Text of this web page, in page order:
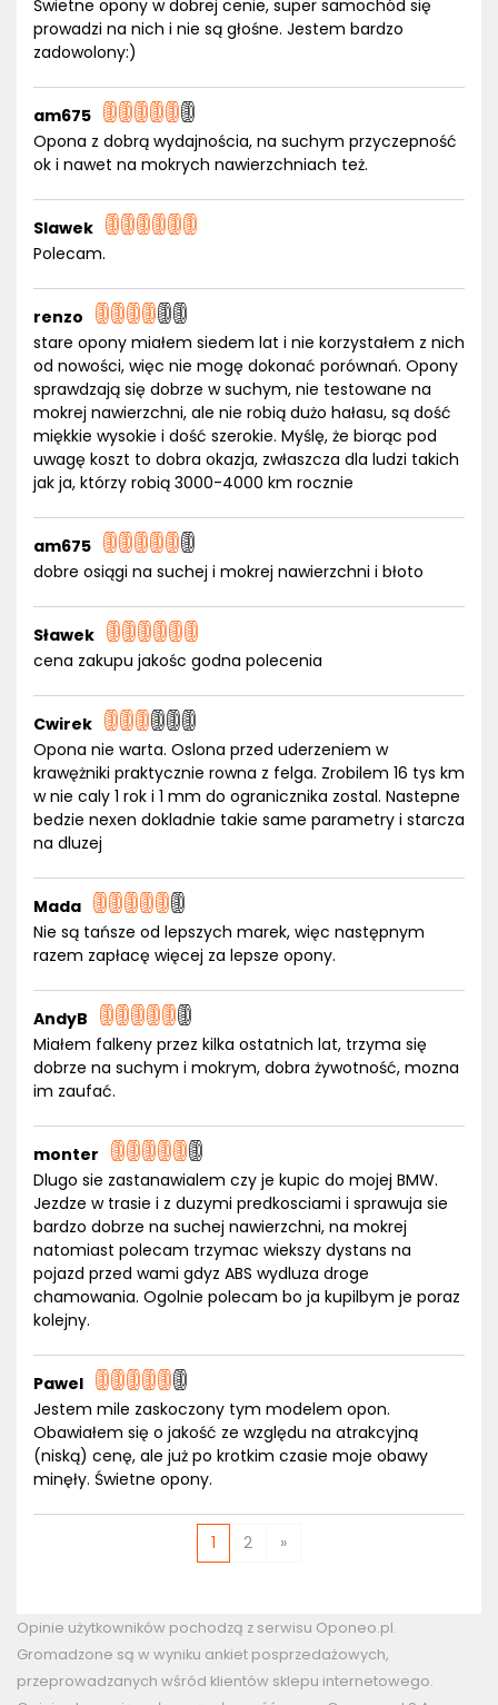
Świetne opony w dobrej cenie, super samochód się
prowadzi na nich i nie są głośne. Jestem bardzo
zadowolony:)
am675
Opona z dobrą wydajnościa, na suchym przyczepność
ok i nawet na mokrych nawierzchniach też.
Slawek
Polecam.
renzo
stare opony miałem siedem lat i nie korzystałem z nich
od nowości, więc nie mogę dokonać porównań. Opony
sprawdzają się dobrze w suchym, nie testowane na
mokrej nawierzchni, ale nie robią dużo hałasu, są dość
miękkie wysokie i dość szerokie. Myślę, że biorąc pod
uwagę koszt to dobra okazja, zwłaszcza dla ludzi takich
jak ja, którzy robią 3000-4000 km rocznie
am675
dobre osiągi na suchej i mokrej nawierzchni i błoto
Sławek
cena zakupu jakośc godna polecenia
Cwirek
Opona nie warta. Oslona przed uderzeniem w
krawężniki praktycznie rowna z felga. Zrobilem 16 tys km
w nie caly 1 rok i 1 mm do ogranicznika zostal. Nastepne
bedzie nexen dokladnie takie same parametry i starcza
na dluzej
Mada
Nie są tańsze od lepszych marek, więc następnym
razem zapłacę więcej za lepsze opony.
AndyB
Miałem falkeny przez kilka ostatnich lat, trzyma się
dobrze na suchym i mokrym, dobra żywotność, mozna
im zaufać.
monter
Dlugo sie zastanawialem czy je kupic do mojej BMW.
Jezdze w trasie i z duzymi predkosciami i sprawuja sie
bardzo dobrze na suchej nawierzchni, na mokrej
natomiast polecam trzymac wiekszy dystans na
pojazd przed wami gdyz ABS wydluza droge
chamowania. Ogolnie polecam bo ja kupilbym je poraz
kolejny.
Pawel
Jestem mile zaskoczony tym modelem opon.
Obawiałem się o jakość ze względu na atrakcyjną
(niską) cenę, ale już po krotkim czasie moje obawy
minęły. Świetne opony.
1 2 »
Opinie użytkowników pochodzą z serwisu Oponeo.pl.
Gromadzone są w wyniku ankiet posprzedażowych,
przeprowadzanych wśród klientów sklepu internetowego.